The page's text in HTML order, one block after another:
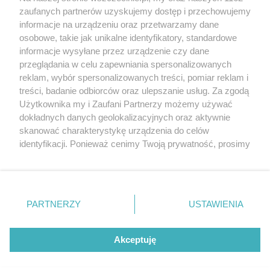
Więcej
20. urodzin portalu
wSzczecinie.pl
Regulamin konkursów
śniadaniówka "Hej
Szczecin! Jest piątek!"
Partnerzy
Praca Szczecin
© 2026 wSzczecinie.pl
Created by GOD
zaufanych partnerów uzyskujemy dostęp i przechowujemy
informacje na urządzeniu oraz przetwarzamy dane
osobowe, takie jak unikalne identyfikatory, standardowe
informacje wysyłane przez urządzenie czy dane
przeglądania w celu zapewniania spersonalizowanych
reklam, wybór spersonalizowanych treści, pomiar reklam i
treści, badanie odbiorców oraz ulepszanie usług. Za zgodą
Użytkownika my i Zaufani Partnerzy możemy używać
dokładnych danych geolokalizacyjnych oraz aktywnie
skanować charakterystykę urządzenia do celów
identyfikacji. Ponieważ cenimy Twoją prywatność, prosimy
prywatności znajdujący się w lewym dolnym rogu strony
. Niektóre rodzaje przetwarzania danych nie wymagają
takiemu przetwarzaniu. Preferencje będą miały
zastosowania tylko na tej witrynie.
PARTNERZY USTAWIENIA
Akceptuję